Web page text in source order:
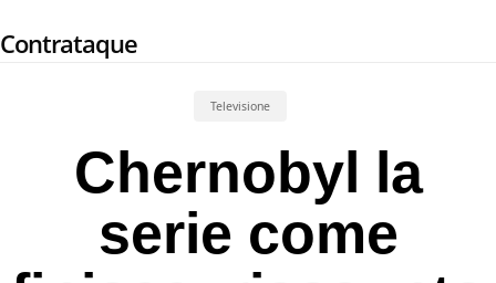
to
Contrataque
Televisione
Chernobyl la
serie come